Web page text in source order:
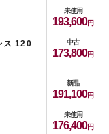
ス 120
未使用
193,600
中古
173,800
新品
191,100
未使用
176,400